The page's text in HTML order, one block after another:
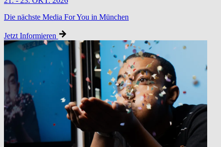
Die nächste Media For You in München
Jetzt Informieren